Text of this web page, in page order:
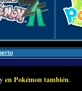
en Pokémon también.